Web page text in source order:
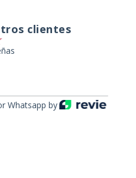
clientes
Whatsapp by